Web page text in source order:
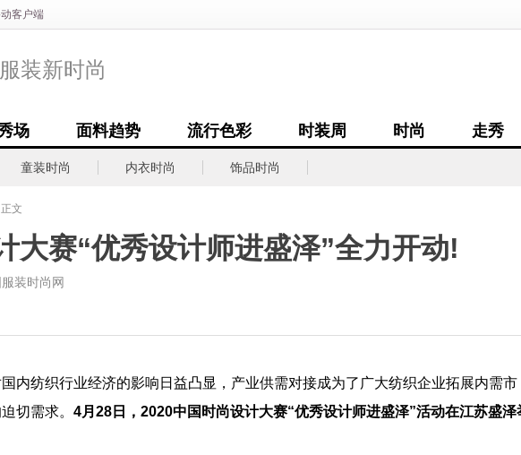
客户端
服装新时尚
场 面料趋势 流行色彩 时装周 时尚 走秀
童装时尚 内衣时尚 饰品时尚
文
大赛“优秀设计师进盛泽”全力开动!
装时尚网
纺织行业经济的影响日益凸显，产业供需对接成为了广大纺织企业拓展内需市
切需求。 4月28日，2020中国时尚设计大赛“优秀设计师进盛泽”活动在江苏盛泽